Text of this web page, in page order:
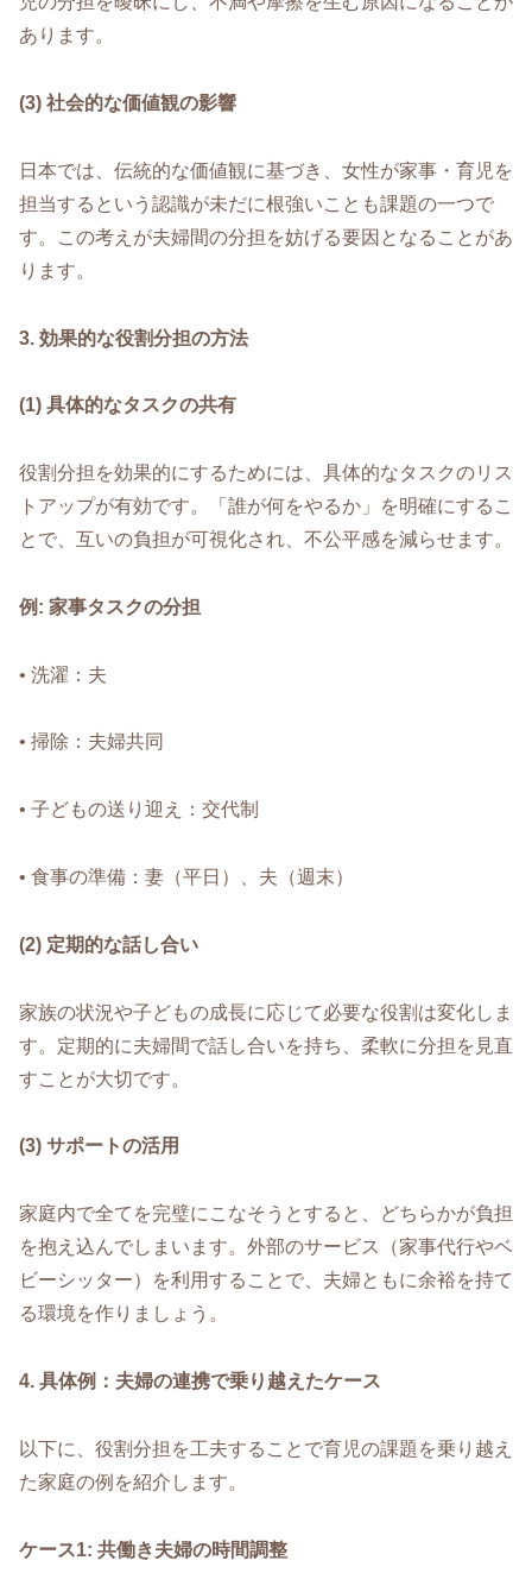
あります。
(3) 社会的な価値観の影響
日本では、伝統的な価値観に基づき、女性が家事・育児を
担当するという認識が未だに根強いことも課題の一つで
す。この考えが夫婦間の分担を妨げる要因となることがあ
ります。
3. 効果的な役割分担の方法
(1) 具体的なタスクの共有
役割分担を効果的にするためには、具体的なタスクのリス
トアップが有効です。「誰が何をやるか」を明確にするこ
とで、互いの負担が可視化され、不公平感を減らせます。
例: 家事タスクの分担
• 洗濯：夫
• 掃除：夫婦共同
• 子どもの送り迎え：交代制
• 食事の準備：妻（平日）、夫（週末）
(2) 定期的な話し合い
家族の状況や子どもの成長に応じて必要な役割は変化しま
す。定期的に夫婦間で話し合いを持ち、柔軟に分担を見直
すことが大切です。
(3) サポートの活用
家庭内で全てを完璧にこなそうとすると、どちらかが負担
を抱え込んでしまいます。外部のサービス（家事代行やベ
ビーシッター）を利用することで、夫婦ともに余裕を持て
る環境を作りましょう。
4. 具体例：夫婦の連携で乗り越えたケース
以下に、役割分担を工夫することで育児の課題を乗り越え
た家庭の例を紹介します。
ケース1: 共働き夫婦の時間調整